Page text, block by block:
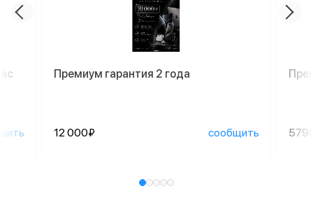
Премиум гарантия 2 года
12 000₽ сообщить